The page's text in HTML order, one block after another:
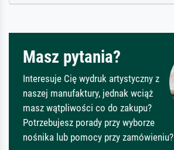
Masz pytania?
Interesuje Cię wydruk artystyczny z
naszej manufaktury, jednak wciąż
masz wątpliwości co do zakupu?
Potrzebujesz porady przy wyborze
nośnika lub pomocy przy zamówieniu?